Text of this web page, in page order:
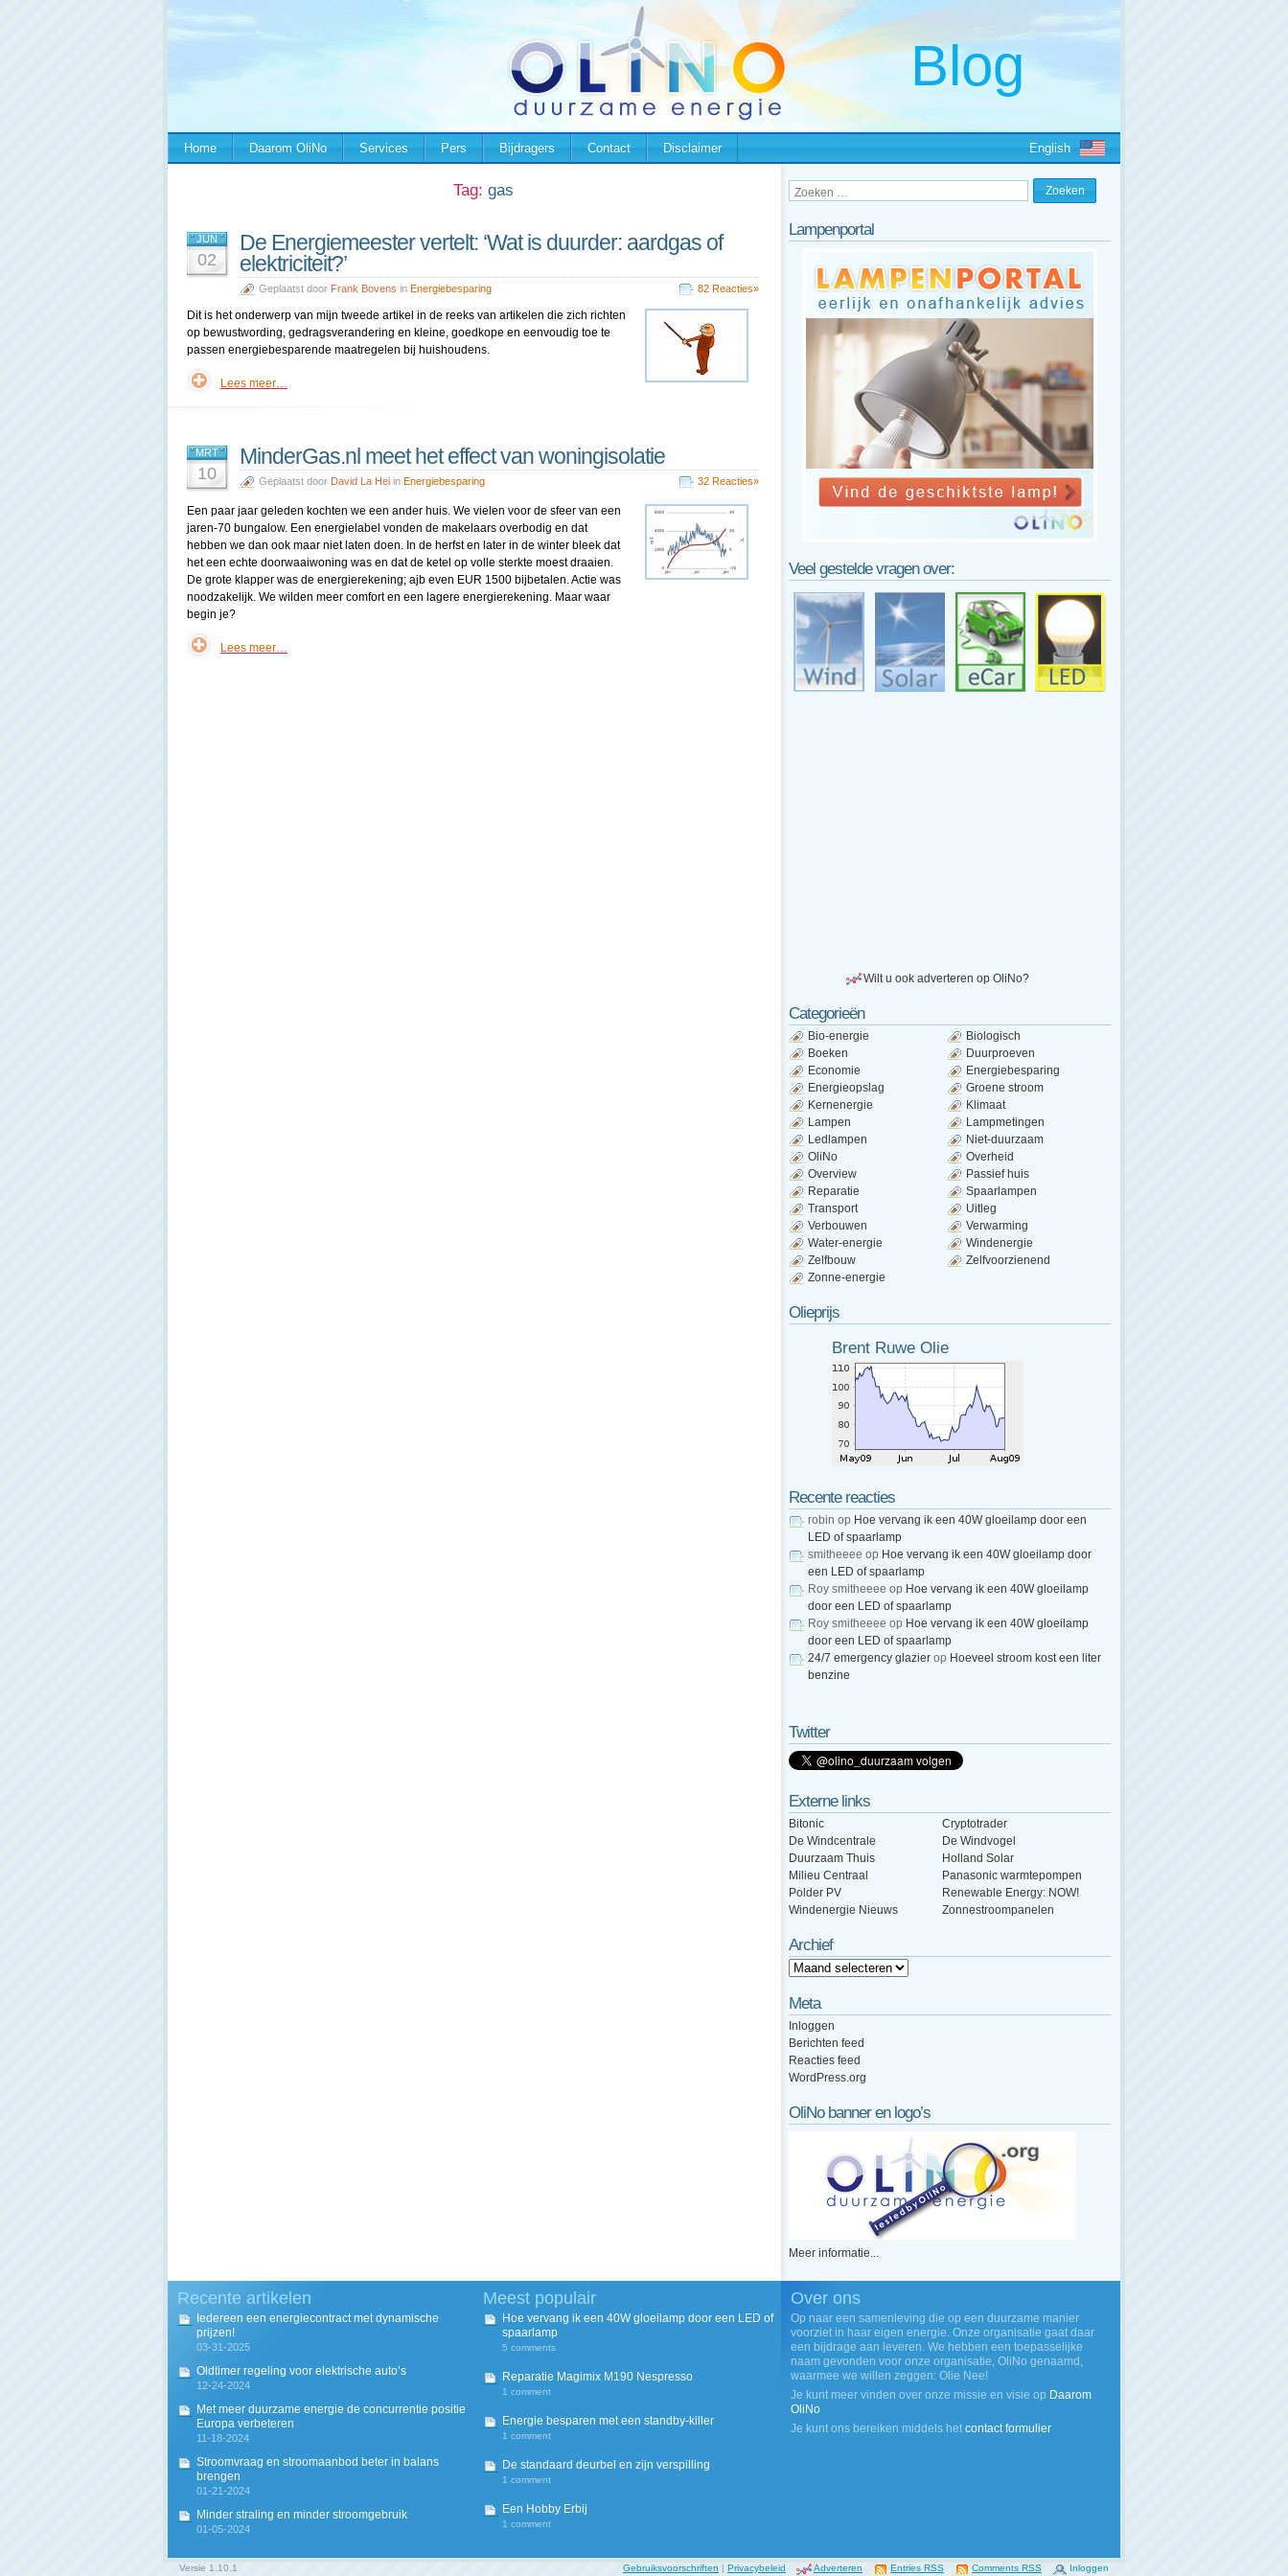
Home Daarom OliNo Services Pers Bijdragers Contact Disclaimer English
Tag: gas
JUN
02
De Energiemeester vertelt: ‘Wat is duurder: aardgas of
elektriciteit?’
Geplaatst door Frank Bovens in Energiebesparing 82 Reacties»
Dit is het onderwerp van mijn tweede artikel in de reeks van artikelen die zich richten
op bewustwording, gedragsverandering en kleine, goedkope en eenvoudig toe te
passen energiebesparende maatregelen bij huishoudens.
Lees meer…
MRT
10
MinderGas.nl meet het effect van woningisolatie
Geplaatst door David La Hei in Energiebesparing 32 Reacties»
Een paar jaar geleden kochten we een ander huis. We vielen voor de sfeer van een
jaren-70 bungalow. Een energielabel vonden de makelaars overbodig en dat
hebben we dan ook maar niet laten doen. In de herfst en later in de winter bleek dat
het een echte doorwaaiwoning was en dat de ketel op volle sterkte moest draaien.
De grote klapper was de energierekening; ajb even EUR 1500 bijbetalen. Actie was
noodzakelijk. We wilden meer comfort en een lagere energierekening. Maar waar
begin je?
Lees meer…
Lampenportal
Veel gestelde vragen over:
Wilt u ook adverteren op OliNo?
Categorieën
Bio-energie
Biologisch
Boeken
Duurproeven
Economie
Energiebesparing
Energieopslag
Groene stroom
Kernenergie
Klimaat
Lampen
Lampmetingen
Ledlampen
Niet-duurzaam
OliNo
Overheid
Overview
Passief huis
Reparatie
Spaarlampen
Transport
Uitleg
Verbouwen
Verwarming
Water-energie
Windenergie
Zelfbouw
Zelfvoorzienend
Zonne-energie
Olieprijs
Brent Ruwe Olie
Recente reacties
robin op Hoe vervang ik een 40W gloeilamp door een
LED of spaarlamp
smitheeee op Hoe vervang ik een 40W gloeilamp door
een LED of spaarlamp
Roy smitheeee op Hoe vervang ik een 40W gloeilamp
door een LED of spaarlamp
Roy smitheeee op Hoe vervang ik een 40W gloeilamp
door een LED of spaarlamp
24/7 emergency glazier op Hoeveel stroom kost een liter
benzine
Twitter
Externe links
Bitonic
Cryptotrader
De Windcentrale
De Windvogel
Duurzaam Thuis
Holland Solar
Milieu Centraal
Panasonic warmtepompen
Polder PV
Renewable Energy: NOW!
Windenergie Nieuws
Zonnestroompanelen
Archief
Meta
Inloggen
Berichten feed
Reacties feed
WordPress.org
OliNo banner en logo’s
Meer informatie...
Recente artikelen
Iedereen een energiecontract met dynamische
prijzen!
03-31-2025
Oldtimer regeling voor elektrische auto’s
12-24-2024
Met meer duurzame energie de concurrentie positie
Europa verbeteren
11-18-2024
Stroomvraag en stroomaanbod beter in balans
brengen
01-21-2024
Minder straling en minder stroomgebruik
01-05-2024
Meest populair
Hoe vervang ik een 40W gloeilamp door een LED of
spaarlamp
5 comments
Reparatie Magimix M190 Nespresso
1 comment
Energie besparen met een standby-killer
1 comment
De standaard deurbel en zijn verspilling
1 comment
Een Hobby Erbij
1 comment
Over ons
Op naar een samenleving die op een duurzame manier
voorziet in haar eigen energie. Onze organisatie gaat daar
een bijdrage aan leveren. We hebben een toepasselijke
naam gevonden voor onze organisatie, OliNo genaamd,
waarmee we willen zeggen: Olie Nee!
Je kunt meer vinden over onze missie en visie op Daarom
OliNo
Je kunt ons bereiken middels het contact formulier
Versie 1.10.1 Gebruiksvoorschriften | Privacybeleid Adverteren Entries RSS Comments RSS Inloggen